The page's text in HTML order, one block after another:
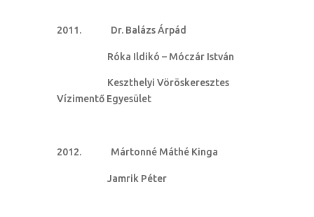
Dr. Balázs Árpád
Róka Ildikó – Móczár István
Keszthelyi Vöröskeresztes
Vízimentő Egyesület
Mártonné Máthé Kinga
Jamrik Péter